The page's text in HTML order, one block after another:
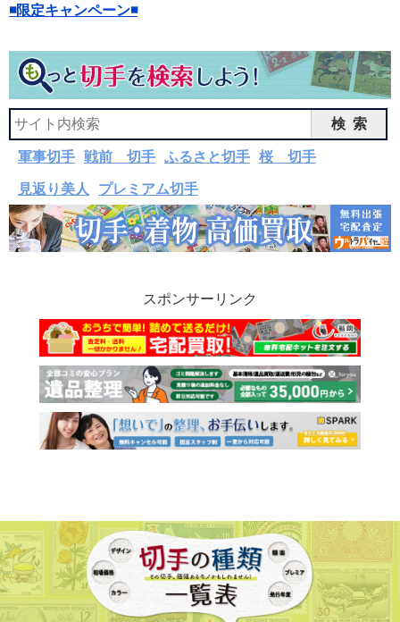
◾️限定キャンペーン◾️
検索
軍事切手 戦前 切手 ふるさと切手 桜 切手
見返り美人 プレミアム切手
スポンサーリンク